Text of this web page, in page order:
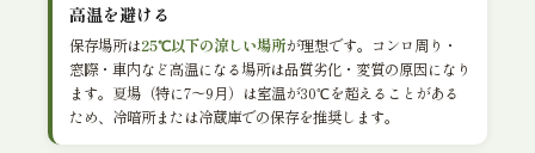
高温を避ける
保存場所は25℃以下の涼しい場所が理想です。コンロ周り・
窓際・車内など高温になる場所は品質劣化・変質の原因になり
ます。夏場（特に7〜9月）は室温が30℃を超えることがある
ため、冷暗所または冷蔵庫での保存を推奨します。